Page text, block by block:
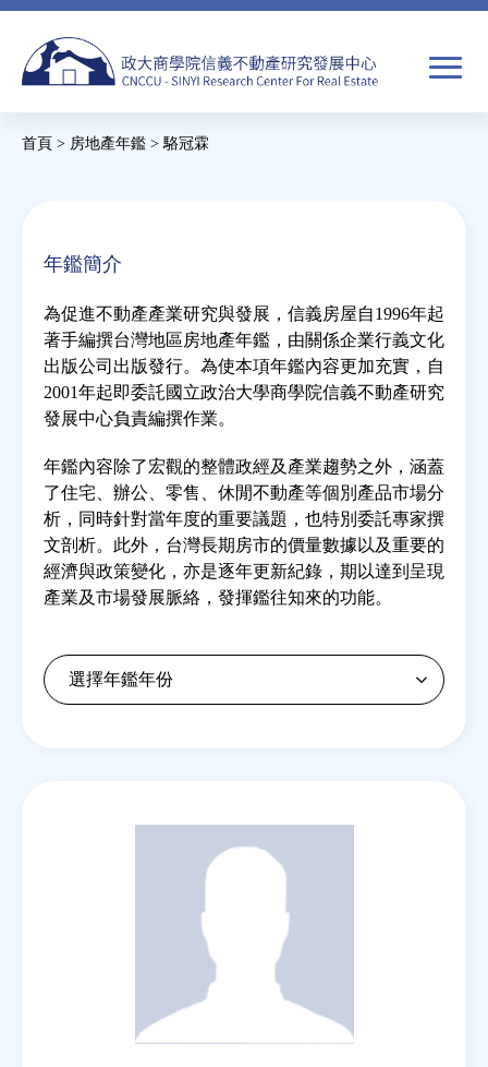
Jump
navigation
表
搜
焦點新聞
教育推廣
房市分析
研究獎勵
房地產年鑑
電子報
這
首頁 > 房地產年鑑 > 駱冠霖
年鑑簡介
為促進不動產產業研究與發展，信義房屋自1996年起
著手編撰台灣地區房地產年鑑，由關係企業行義文化
出版公司出版發行。為使本項年鑑內容更加充實，自
2001年起即委託國立政治大學商學院信義不動產研究
發展中心負責編撰作業。
年鑑內容除了宏觀的整體政經及產業趨勢之外，涵蓋
了住宅、辦公、零售、休閒不動產等個別產品市場分
析，同時針對當年度的重要議題，也特別委託專家撰
文剖析。此外，台灣長期房市的價量數據以及重要的
經濟與政策變化，亦是逐年更新紀錄，期以達到呈現
產業及市場發展脈絡，發揮鑑往知來的功能。